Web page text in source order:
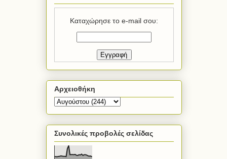
Καταχώρησε το e-mail σου:
Αρχειοθήκη
Συνολικές προβολές σελίδας